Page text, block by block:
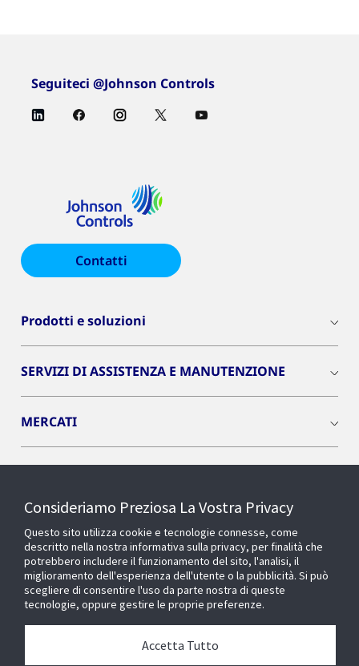
Seguiteci @Johnson Controls
Contatti
Prodotti e soluzioni
SERVIZI DI ASSISTENZA E MANUTENZIONE
MERCATI
OPENBLUE
SMART BUILDINGS
Consideriamo Preziosa La Vostra Privacy
Questo sito utilizza cookie e tecnologie connesse, come
descritto nella nostra informativa sulla privacy, per finalità che
potrebbero includere il funzionamento del sito, l'analisi, il
miglioramento dell'esperienza dell'utente o la pubblicità. Si può
scegliere di consentire l'uso da parte nostra di queste
tecnologie, oppure gestire le proprie preferenze.
Accetta Tutto